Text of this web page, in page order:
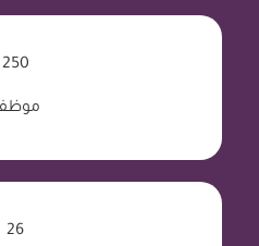
250
26